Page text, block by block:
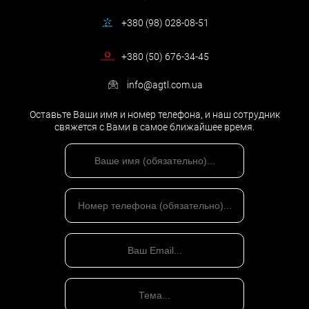
права, Ваше имущество, учитывая его стоимость и цену,
Ведь только юрист по гражданским делам способен в
рассматриваемого в суде дела.
Гражданское право
Гражданское право— отрасль права, объединяющая
правовые нормы, регулирующие имущественные, а также
связанные и несвязанные с ними личные неимущественные
гражданами, а также между отдельными гражданами.
Гражданский адвокат является специалистом в данной
отрасли права.
В государствах и странах романо-германской правовой семьи,
включая Украину, под гражданским правом понимается
+380 (98) 028-08-51
+380 (50) 676-34-45
info@agtl.com.ua
Оставьте Ваши имя и номер телефона, и наш сотрудник
свяжется с Вами в самое ближайшее время.